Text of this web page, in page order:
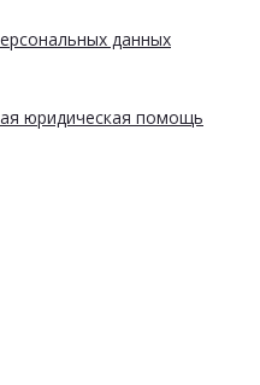
данных
юридическая помощь